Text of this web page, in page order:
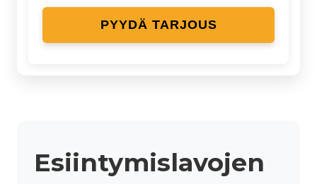
PYYDÄ TARJOUS
Esiintymislavojen